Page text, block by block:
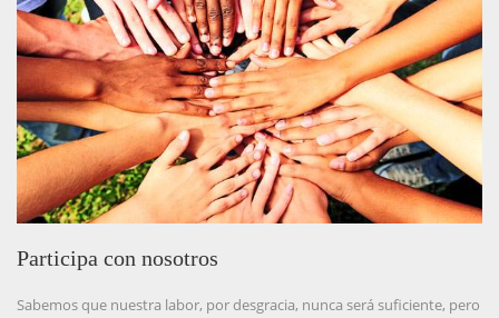
Participa con nosotros
Sabemos que nuestra labor, por desgracia, nunca será suficiente, pero